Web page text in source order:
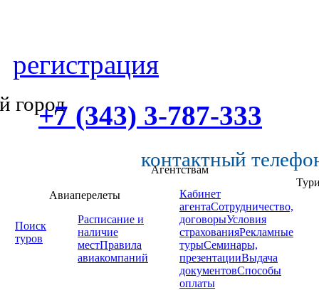
регистрация
город
+7 (343) 3-787-333
контактный
Поиск
туров
Авиаперелеты
Расписание и
наличие
местПравила
авиакомпаний
Агентствам
Кабинет
агентаСотрудничество,
договорыУсловия
страхованияРекламные
турыСеминары,
презентацииВыдача
документовСпособы
оплаты